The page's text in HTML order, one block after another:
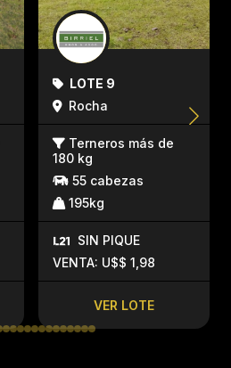
LOTE 9
Rocha
Terneros más de
180 kg
55 cabezas
195kg
SIN PIQUE
VENTA: U$$ 1,98
VER LOTE